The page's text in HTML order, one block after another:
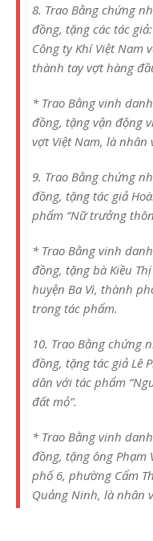
8. Trao Bằng chứng
đồng, tặng các tác
Công ty Khí Việt Nam
thành tay vợt hàng
* Trao Bằng vinh
đồng, tặng vận động
vợt Việt Nam, là nhân
9. Trao Bằng chứng
đồng, tặng tác giả
phẩm “Nữ trưởng
* Trao Bằng vinh
đồng, tặng bà Kiều
huyện Ba Vì, thành
trong tác phẩm.
10. Trao Bằng chứng
đồng, tặng tác giả Lê
dân với tác phẩm
đất mỏ”.
* Trao Bằng vinh
đồng, tặng ông Phạm
phố 6, phường Cẩm
Quảng Ninh, là nhân